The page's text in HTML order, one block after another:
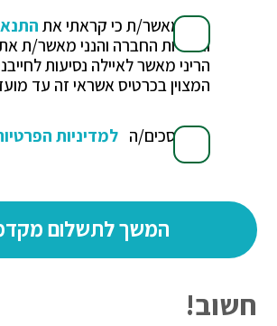
הנני מאשר/ת כי קראתי את
ואחריות החברה והנני מאשר/ת
הריני מאשר לאיילה נסיעות
המצוין בכרטיס אשראי זה עד
אני מסכים/ה למדיניות
חשוב!